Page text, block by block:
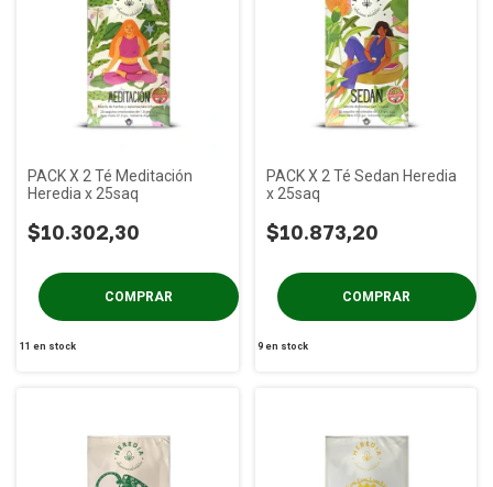
PACK X 2 Té Meditación
Heredia x 25saq
$10.302,30
11 en stock
PACK X 2 Té Sedan Heredia
x 25saq
$10.873,20
9 en stock